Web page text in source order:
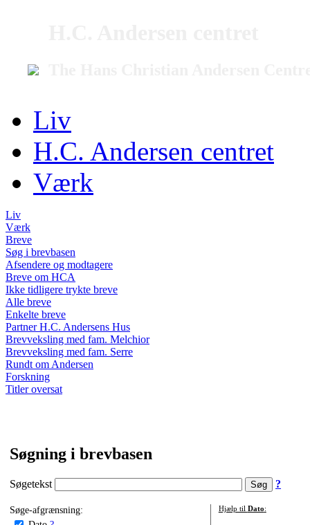
Liv
H.C. Andersen centret
Værk
Liv
Værk
Breve
Søg i brevbasen
Afsendere og modtagere
Breve om HCA
Ikke tidligere trykte breve
Alle breve
Enkelte breve
Partner H.C. Andersens Hus
Brevveksling med fam. Melchior
Brevveksling med fam. Serre
Rundt om Andersen
Forskning
Titler oversat
Søgning i brevbasen
Søgetekst ?
Søge-afgrænsning:
Hjælp til Dato: